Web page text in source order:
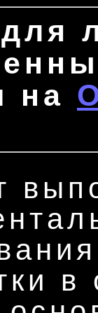
на
в